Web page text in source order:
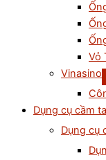
Vỏ
Vinasino
Dụng cụ cầm
Dụng cụ